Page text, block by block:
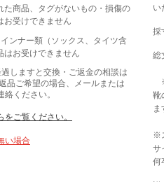
た商品、タグがないもの・損傷の
お受けできません
ンナー類（ソックス、タイツ含
はお受けできません
しますと交換・ご返金の相談は
品ご希望の場合、メールまたは
絡ください。
ご覧ください。
い場合
い
採
総
※
靴
ま
※
サ
何